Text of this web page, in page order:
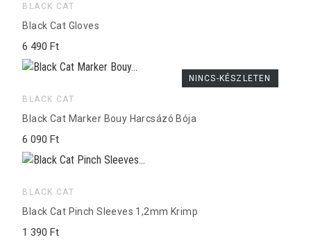
BLACK CAT
Black Cat Gloves
6 490 Ft
BLACK CAT
Black Cat Marker Bouy Harcsázó Bója
6 090 Ft
NINCS-KÉSZLETEN
BLACK CAT
Black Cat Pinch Sleeves 1,2mm Krimp
1 390 Ft